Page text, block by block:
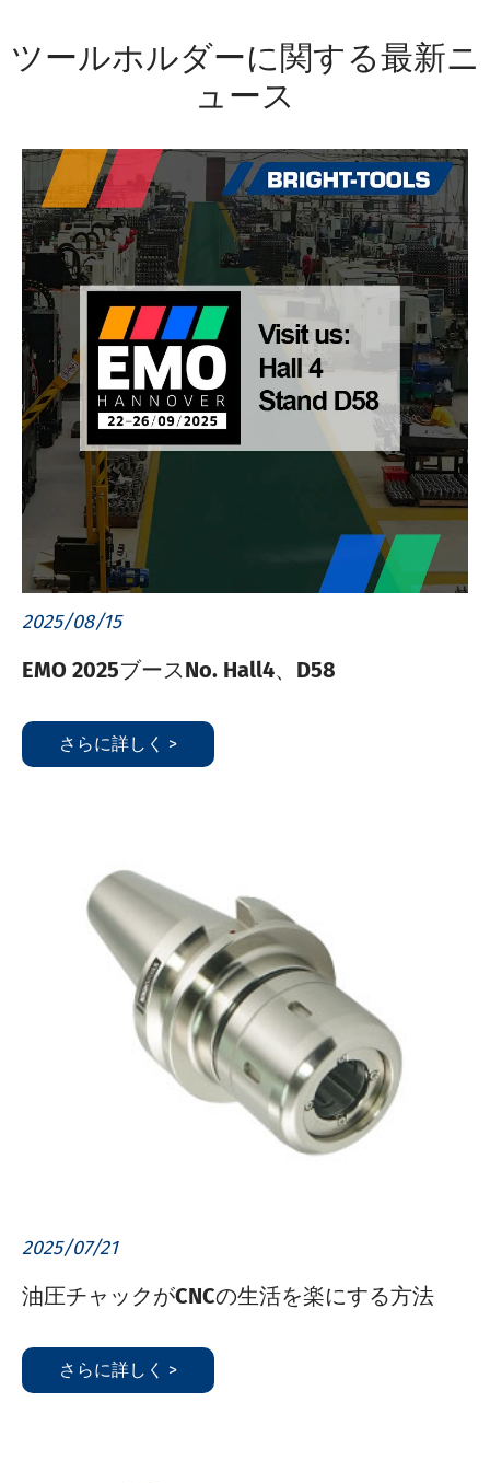
ツールホルダーに関する最新ニ
ュース
2025/08/15
EMO 2025ブースNo. Hall4、D58
さらに詳しく >
2025/07/21
油圧チャックがCNCの生活を楽にする方法
さらに詳しく >